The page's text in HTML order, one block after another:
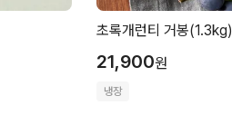
초록개런티 거봉(1.3kg)
21,900원
냉장